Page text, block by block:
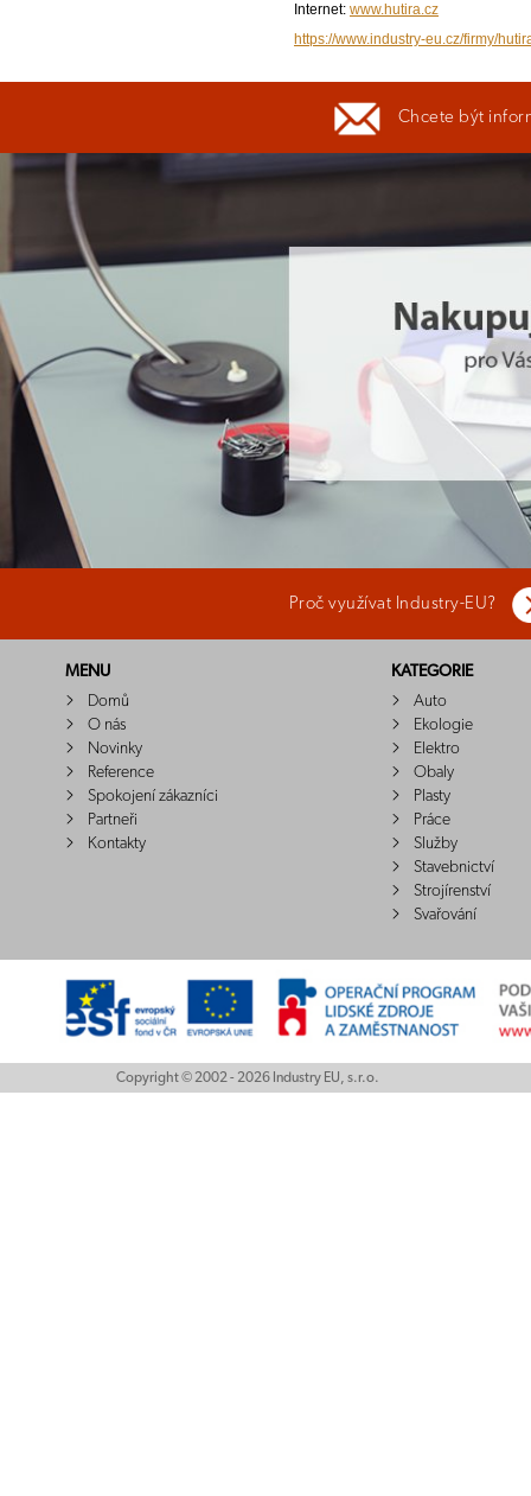
Internet: www.hutira.cz
https://www.industry-eu.cz/firmy/
Chcete být
Proč využívat Industry-EU?
MENU
Domů
O nás
Novinky
Reference
Spokojení zákazníci
Partneři
Kontakty
KATEGORIE
Auto
Ekologie
Elektro
Obaly
Plasty
Práce
Služby
Stavebnictví
Strojírenství
Svařování
Copyright © 2002 - 2026 Industry EU, s.r.o.